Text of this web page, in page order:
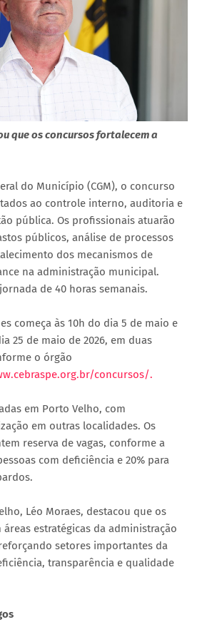
que os concursos fortalecem a
do Município (CGM), o concurso
ao controle interno, auditoria e
pública. Os profissionais atuarão
públicos, análise de processos
dos mecanismos de
na administração municipal.
de 40 horas semanais.
começa às 10h do dia 5 de maio e
25 de maio de 2026, em duas
o órgão
concursos/.
em Porto Velho, com
em outras localidades. Os
reserva de vagas, conforme a
com deficiência e 20% para
Léo Moraes, destacou que os
estratégicas da administração
setores importantes da
transparência e qualidade